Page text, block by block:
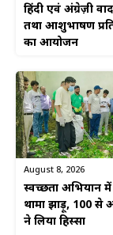
हिंदी एवं अंग्रेज़ी
तथा आशुभाषण
का आयोजन
August 8, 2026
स्वच्छता अभियान
थामा झाड़ू, 100 से
ने लिया हिस्सा